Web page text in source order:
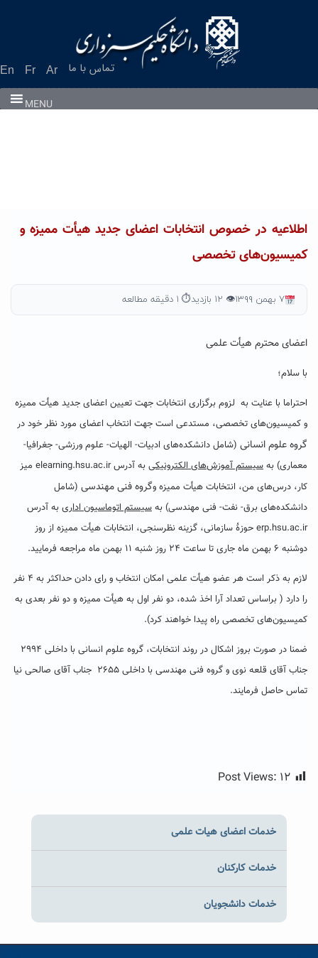
En Fr Ar تماس با ما
MENU
اطلاعیه در خصوص انتخابات اعضای جدید هیأت ممیزه و
کمیسیون‌های تخصصی
۷ بهمن ۱۳۹۹ 👁 ۱۲ بازدید ⏱ ۱ دقیقه مطالعه
اعضای محترم هیأت علمی
با سلام؛
احتراما با عنایت به لزوم برگزاری انتخابات جهت تعیین اعضای جدید هیأت ممیزه
و کمیسیون‌های تخصصی، مستدعی است جهت انتخاب اعضای مورد نظر خود در
گروه علوم انسانی (شامل دانشکده‌های ادبیات- الهیات- علوم ورزشی- جغرافیا-
معماری) به سیستم آموزش‌های الکترونیکی
به آدرس elearning.hsu.ac.ir میز
کار، درس‌های من، انتخابات هیأت ممیزه وگروه فنی مهندسی (شامل
دانشکده‌های برق- نفت- فنی مهندسی) به سیستم اتوماسیون اداری به آدرس
erp.hsu.ac.ir حوزۀ سازمانی، گزینه نظرسنجی، انتخابات هیأت ممیزه از روز
دوشنبه ۶ بهمن ماه جاری تا ساعت ۲۴ روز شنبه ۱۱ بهمن ماه مراجعه فرمایید.
لازم به ذکر است هر عضو هیأت علمی امکان انتخاب و رای دادن حداکثر به ۴ نفر
را دارد ( براساس تعداد آرا اخذ شده، دو نفر اول به هیأت ممیزه و دو نفر بعدی به
کمیسیون‌های تخصصی راه پیدا خواهند کرد).
ضمنا در صورت بروز اشکال در روند انتخابات، گروه علوم انسانی با داخلی ۲۹۹۴
جناب آقای قلعه نوی و گروه فنی مهندسی با داخلی ۲۶۵۵ جناب آقای صالحی نیا
تماس حاصل فرمایند.
Post Views: ۱۲
خدمات اعضای هیات علمی
خدمات کارکنان
خدمات دانشجویان